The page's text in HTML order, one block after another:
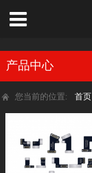
产品中心
您当前的位置:首页